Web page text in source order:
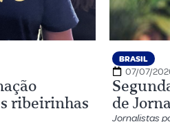
ribeirinhas
BRASIL
07/07/
de
Jornalistas